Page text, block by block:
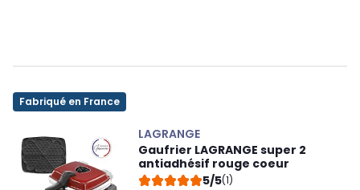
Fabriqué en France
LAGRANGE
Gaufrier LAGRANGE super 2
antiadhésif rouge coeur
5/5(1)